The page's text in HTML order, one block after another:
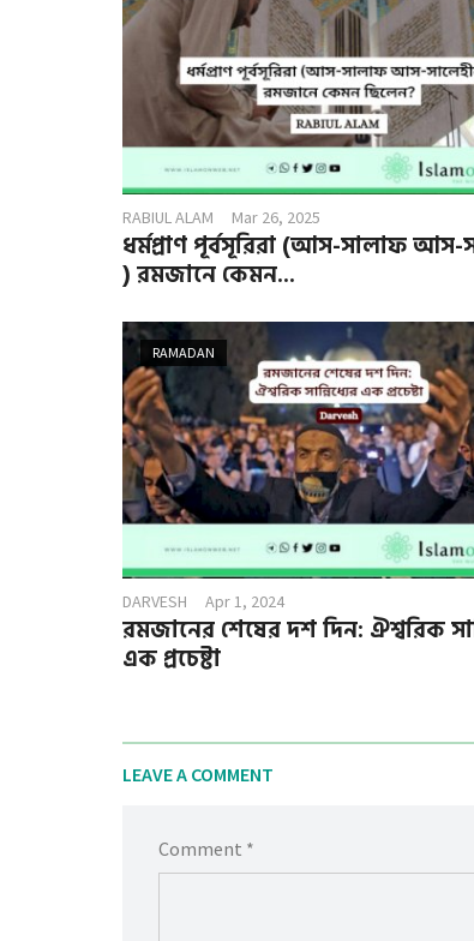
RABIUL ALAM Mar 26, 2025
ধর্মপ্রাণ পূর্বসূরিরা (আস-সালাফ আস-
) রমজানে কেমন...
RAMADAN
DARVESH Apr 1, 2024
রমজানের শেষের দশ দিন: ঐশ্বরিক
এক প্রচেষ্টা
LEAVE A COMMENT
Comment *